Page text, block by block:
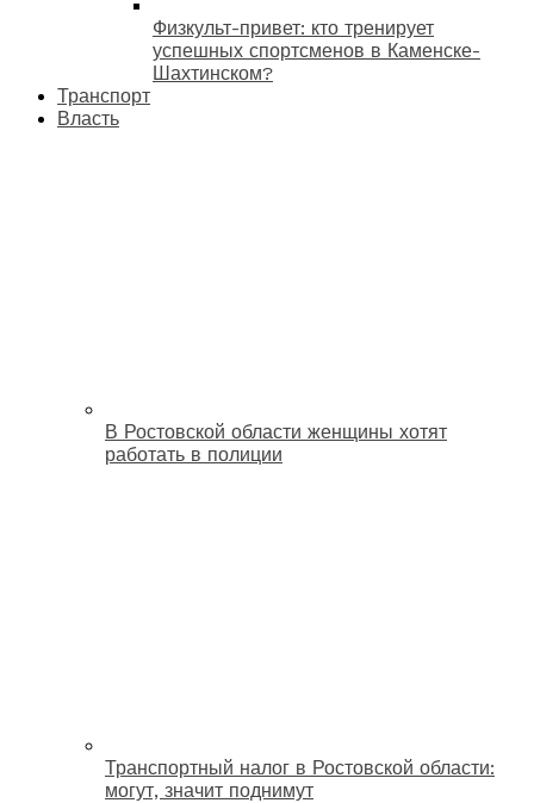
Физкульт-привет: кто тренирует
успешных спортсменов в Каменске-
Шахтинском?
Транспорт
Власть
В Ростовской области женщины хотят
работать в полиции
Транспортный налог в Ростовской области:
могут, значит поднимут